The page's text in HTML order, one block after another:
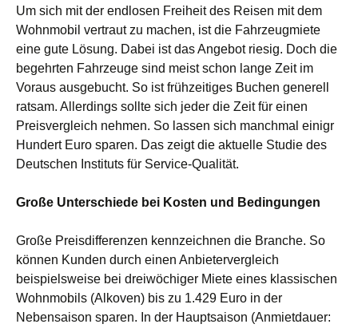
Um sich mit der endlosen Freiheit des Reisen mit dem
Wohnmobil vertraut zu machen, ist die Fahrzeugmiete
eine gute Lösung. Dabei ist das Angebot riesig. Doch die
begehrten Fahrzeuge sind meist schon lange Zeit im
Voraus ausgebucht. So ist frühzeitiges Buchen generell
ratsam. Allerdings sollte sich jeder die Zeit für einen
Preisvergleich nehmen. So lassen sich manchmal einigr
Hundert Euro sparen. Das zeigt die aktuelle Studie des
Deutschen Instituts für Service-Qualität.
Große Unterschiede bei Kosten und Bedingungen
Große Preisdifferenzen kennzeichnen die Branche. So
können Kunden durch einen Anbietervergleich
beispielsweise bei dreiwöchiger Miete eines klassischen
Wohnmobils (Alkoven) bis zu 1.429 Euro in der
Nebensaison sparen. In der Hauptsaison (Anmietdauer: